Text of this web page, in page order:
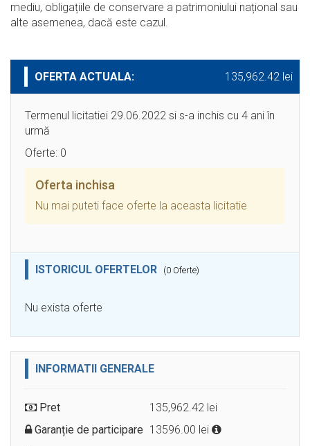
mediu, obligațiile de conservare a patrimoniului național sau
alte asemenea, dacă este cazul.
OFERTA ACTUALA: 135,962.42 lei
Termenul licitatiei 29.06.2022 si s-a inchis cu 4 ani în
urmă
Oferte: 0
Oferta inchisa
Nu mai puteti face oferte la aceasta licitatie
ISTORICUL OFERTELOR (0 Oferte)
Nu exista oferte
INFORMATII GENERALE
Pret
135,962.42 lei
Garanție de participare 13596.00 lei